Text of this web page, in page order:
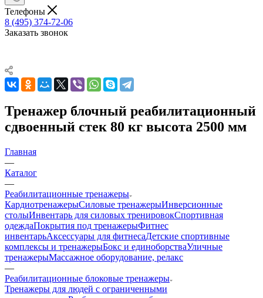
Телефоны
8 (495) 374-72-06
Заказать звонок
Тренажер блочный реабилитационный
сдвоенный стек 80 кг высота 2500 мм
Главная
—
Каталог
—
Реабилитационные тренажеры
КардиотренажерыСиловые тренажерыИнверсионные
столыИнвентарь для силовых тренировокСпортивная
одеждаПокрытия под тренажерыФитнес
инвентарьАксессуары для фитнесаДетские спортивные
комплексы и тренажерыБокс и единоборстваУличные
тренажерыМассажное оборудование, релакс
—
Реабилитационные блоковые тренажеры
Тренажеры для людей с ограниченными